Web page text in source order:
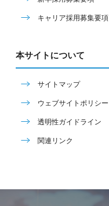
キャリア採用募集要項
本サイトについて
サイトマップ
ウェブサイトポリシー
透明性ガイドライン
関連リンク